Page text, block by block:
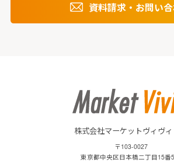
資料請求・お問い
株式会社マーケットヴィヴィ
〒103-0027
東京都中央区日本橋二丁目15番